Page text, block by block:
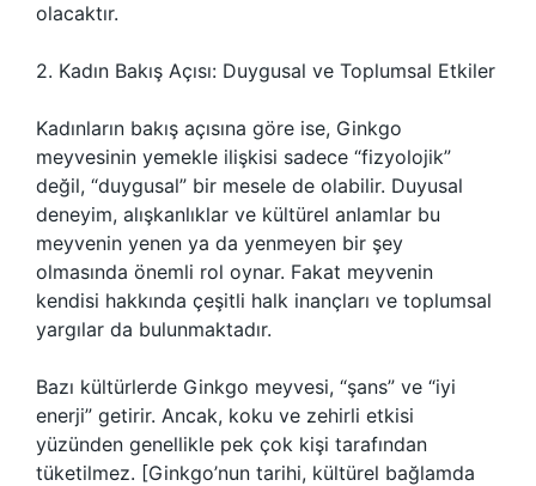
olacaktır.
2. Kadın Bakış Açısı: Duygusal ve Toplumsal Etkiler
Kadınların bakış açısına göre ise, Ginkgo
meyvesinin yemekle ilişkisi sadece “fizyolojik”
değil, “duygusal” bir mesele de olabilir. Duyusal
deneyim, alışkanlıklar ve kültürel anlamlar bu
meyvenin yenen ya da yenmeyen bir şey
olmasında önemli rol oynar. Fakat meyvenin
kendisi hakkında çeşitli halk inançları ve toplumsal
yargılar da bulunmaktadır.
Bazı kültürlerde Ginkgo meyvesi, “şans” ve “iyi
enerji” getirir. Ancak, koku ve zehirli etkisi
yüzünden genellikle pek çok kişi tarafından
tüketilmez. [Ginkgo’nun tarihi, kültürel bağlamda